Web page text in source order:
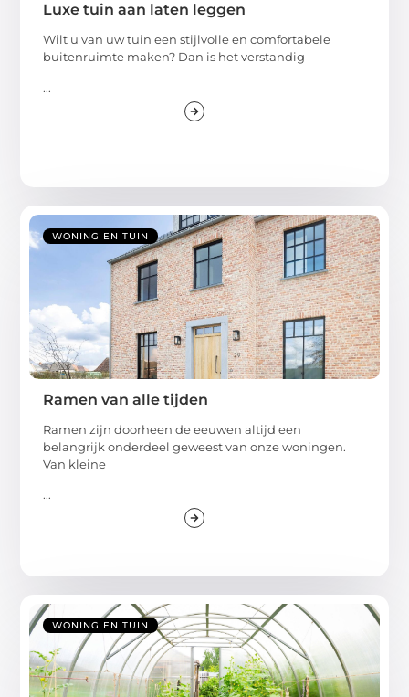
Luxe tuin aan laten leggen
Wilt u van uw tuin een stijlvolle en comfortabele
buitenruimte maken? Dan is het verstandig
...
WONING EN TUIN
Ramen van alle tijden
Ramen zijn doorheen de eeuwen altijd een
belangrijk onderdeel geweest van onze woningen.
Van kleine
...
WONING EN TUIN